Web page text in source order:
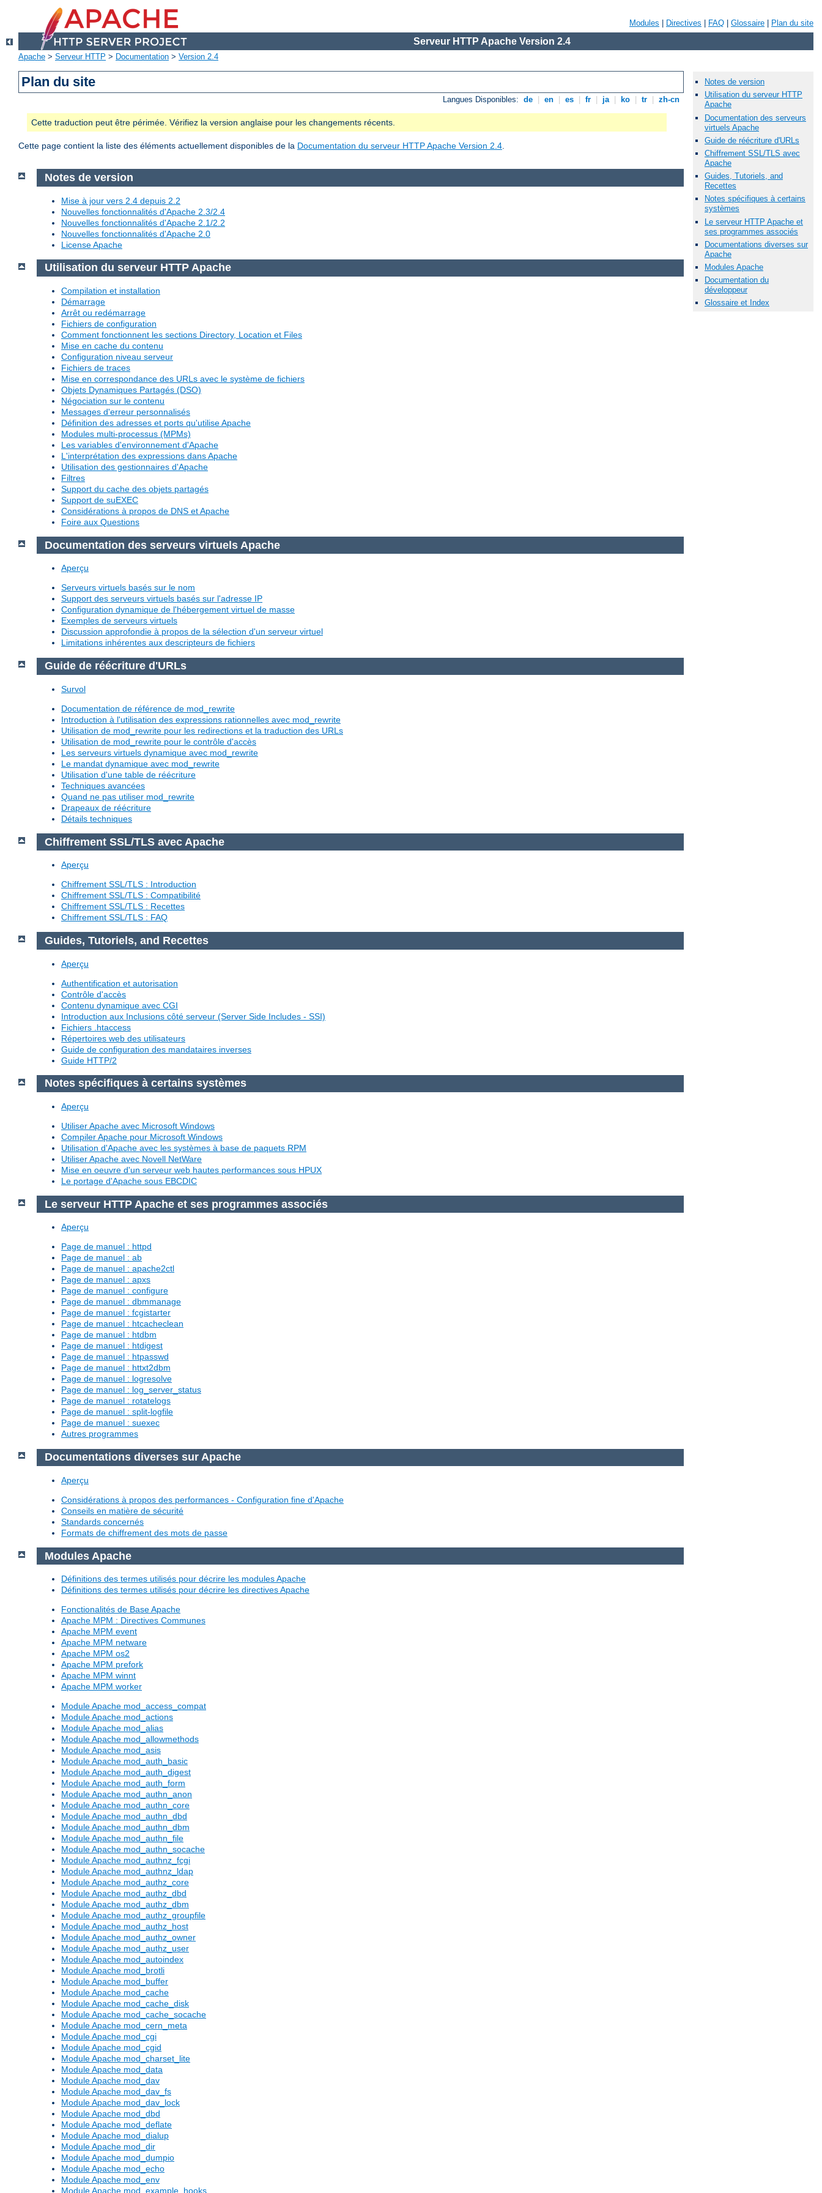
Modules Directives FAQ Glossaire Plan du site
Serveur HTTP Apache Version 2.4
Apache > Serveur HTTP > Documentation > Version 2.4
Plan du site
Langues Disponibles: de en es fr ja ko tr zh-cn
Cette traduction peut être périmée. Vérifiez la version anglaise pour les changements récents.
Cette page contient la liste des éléments actuellement disponibles de la Documentation du serveur HTTP Apache Version 2.4.
Notes de version
Utilisation du serveur HTTP
Apache
Documentation des serveurs
virtuels Apache
Guide de réécriture d'URLs
Chiffrement SSL/TLS avec
Apache
Guides, Tutoriels, and
Recettes
Notes spécifiques à certains
systèmes
Le serveur HTTP Apache et
ses programmes associés
Documentations diverses sur
Apache
Modules Apache
Documentation du
développeur
Glossaire et Index
Notes de version
Mise à jour vers 2.4 depuis 2.2
Nouvelles fonctionnalités d'Apache 2.3/2.4
Nouvelles fonctionnalités d'Apache 2.1/2.2
Nouvelles fonctionnalités d'Apache 2.0
License Apache
Utilisation du serveur HTTP Apache
Compilation et installation
Démarrage
Arrêt ou redémarrage
Fichiers de configuration
Comment fonctionnent les sections Directory, Location et Files
Mise en cache du contenu
Configuration niveau serveur
Fichiers de traces
Mise en correspondance des URLs avec le système de fichiers
Objets Dynamiques Partagés (DSO)
Négociation sur le contenu
Messages d'erreur personnalisés
Définition des adresses et ports qu'utilise Apache
Modules multi-processus (MPMs)
Les variables d'environnement d'Apache
L'interprétation des expressions dans Apache
Utilisation des gestionnaires d'Apache
Filtres
Support du cache des objets partagés
Support de suEXEC
Considérations à propos de DNS et Apache
Foire aux Questions
Documentation des serveurs virtuels Apache
Aperçu
Serveurs virtuels basés sur le nom
Support des serveurs virtuels basés sur l'adresse IP
Configuration dynamique de l'hébergement virtuel de masse
Exemples de serveurs virtuels
Discussion approfondie à propos de la sélection d'un serveur virtuel
Limitations inhérentes aux descripteurs de fichiers
Guide de réécriture d'URLs
Survol
Documentation de référence de mod_rewrite
Introduction à l'utilisation des expressions rationnelles avec mod_rewrite
Utilisation de mod_rewrite pour les redirections et la traduction des URLs
Utilisation de mod_rewrite pour le contrôle d'accès
Les serveurs virtuels dynamique avec mod_rewrite
Le mandat dynamique avec mod_rewrite
Utilisation d'une table de réécriture
Techniques avancées
Quand ne pas utiliser mod_rewrite
Drapeaux de réécriture
Détails techniques
Chiffrement SSL/TLS avec Apache
Aperçu
Chiffrement SSL/TLS : Introduction
Chiffrement SSL/TLS : Compatibilité
Chiffrement SSL/TLS : Recettes
Chiffrement SSL/TLS : FAQ
Guides, Tutoriels, and Recettes
Aperçu
Authentification et autorisation
Contrôle d'accès
Contenu dynamique avec CGI
Introduction aux Inclusions côté serveur (Server Side Includes - SSI)
Fichiers .htaccess
Répertoires web des utilisateurs
Guide de configuration des mandataires inverses
Guide HTTP/2
Notes spécifiques à certains systèmes
Aperçu
Utiliser Apache avec Microsoft Windows
Compiler Apache pour Microsoft Windows
Utilisation d'Apache avec les systèmes à base de paquets RPM
Utiliser Apache avec Novell NetWare
Mise en oeuvre d'un serveur web hautes performances sous HPUX
Le portage d'Apache sous EBCDIC
Le serveur HTTP Apache et ses programmes associés
Aperçu
Page de manuel : httpd
Page de manuel : ab
Page de manuel : apache2ctl
Page de manuel : apxs
Page de manuel : configure
Page de manuel : dbmmanage
Page de manuel : fcgistarter
Page de manuel : htcacheclean
Page de manuel : htdbm
Page de manuel : htdigest
Page de manuel : htpasswd
Page de manuel : httxt2dbm
Page de manuel : logresolve
Page de manuel : log_server_status
Page de manuel : rotatelogs
Page de manuel : split-logfile
Page de manuel : suexec
Autres programmes
Documentations diverses sur Apache
Aperçu
Considérations à propos des performances - Configuration fine d'Apache
Conseils en matière de sécurité
Standards concernés
Formats de chiffrement des mots de passe
Modules Apache
Définitions des termes utilisés pour décrire les modules Apache
Définitions des termes utilisés pour décrire les directives Apache
Fonctionalités de Base Apache
Apache MPM : Directives Communes
Apache MPM event
Apache MPM netware
Apache MPM os2
Apache MPM prefork
Apache MPM winnt
Apache MPM worker
Module Apache mod_access_compat
Module Apache mod_actions
Module Apache mod_alias
Module Apache mod_allowmethods
Module Apache mod_asis
Module Apache mod_auth_basic
Module Apache mod_auth_digest
Module Apache mod_auth_form
Module Apache mod_authn_anon
Module Apache mod_authn_core
Module Apache mod_authn_dbd
Module Apache mod_authn_dbm
Module Apache mod_authn_file
Module Apache mod_authn_socache
Module Apache mod_authnz_fcgi
Module Apache mod_authnz_ldap
Module Apache mod_authz_core
Module Apache mod_authz_dbd
Module Apache mod_authz_dbm
Module Apache mod_authz_groupfile
Module Apache mod_authz_host
Module Apache mod_authz_owner
Module Apache mod_authz_user
Module Apache mod_autoindex
Module Apache mod_brotli
Module Apache mod_buffer
Module Apache mod_cache
Module Apache mod_cache_disk
Module Apache mod_cache_socache
Module Apache mod_cern_meta
Module Apache mod_cgi
Module Apache mod_cgid
Module Apache mod_charset_lite
Module Apache mod_data
Module Apache mod_dav
Module Apache mod_dav_fs
Module Apache mod_dav_lock
Module Apache mod_dbd
Module Apache mod_deflate
Module Apache mod_dialup
Module Apache mod_dir
Module Apache mod_dumpio
Module Apache mod_echo
Module Apache mod_env
Module Apache mod_example_hooks